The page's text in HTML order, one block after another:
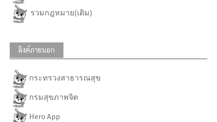
รวมกฎหมาย(เดิม)
ลิงค์ภายนอก
กระทรวงสาธารณสุข
กรมสุขภาพจิต
Hero App